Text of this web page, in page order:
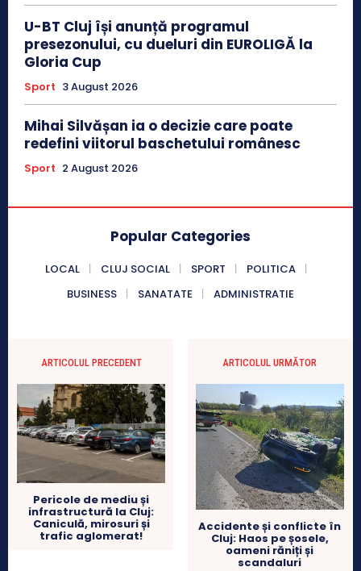
U-BT Cluj își anunță programul
presezonului, cu dueluri din EUROLIGĂ la
Gloria Cup
Sport 3 August 2026
Mihai Silvășan ia o decizie care poate
redefini viitorul baschetului românesc
Sport 2 August 2026
Popular Categories
LOCAL CLUJ SOCIAL SPORT
POLITICA
BUSINESS
SANATATE ADMINISTRATIE
ARTICOLUL PRECEDENT
Pericole de mediu și
infrastructură la Cluj:
Caniculă, mirosuri și
trafic aglomerat!
ARTICOLUL URMĂTOR
Accidente și conflicte în
Cluj: Haos pe șosele,
oameni răniți și
scandaluri